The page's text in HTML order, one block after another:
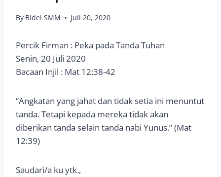
By Bidel SMM Juli 20, 2020
Percik Firman : Peka pada Tanda Tuhan
Senin, 20 Juli 2020
Bacaan Injil : Mat 12:38-42
“Angkatan yang jahat dan tidak setia ini menuntut
tanda. Tetapi kepada mereka tidak akan
diberikan tanda selain tanda nabi Yunus.” (Mat
12:39)
Saudari/a ku ytk.,